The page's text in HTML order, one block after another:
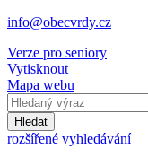
info@obecvrdy.cz
Verze pro seniory
Vytisknout
Mapa webu
Hledat
rozšířené vyhledávání